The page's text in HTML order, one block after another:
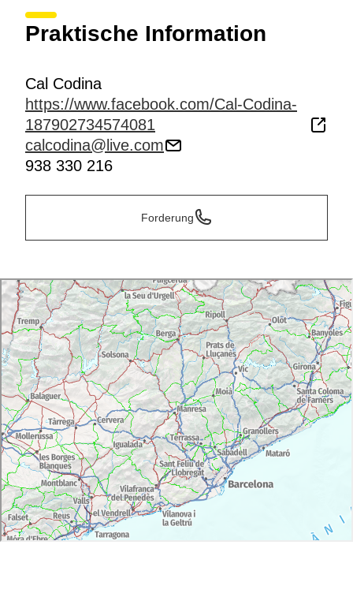
Praktische Information
Cal Codina
https://www.facebook.com/Cal-Codina-
187902734574081
calcodina@live.com
938 330 216
Forderung